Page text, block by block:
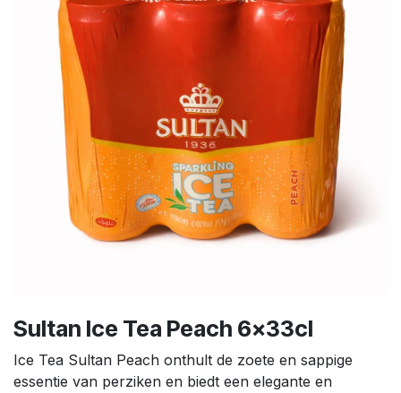
Sultan Ice Tea Peach 6x33cl
Ice Tea Sultan Peach onthult de zoete en sappige
essentie van perziken en biedt een elegante en